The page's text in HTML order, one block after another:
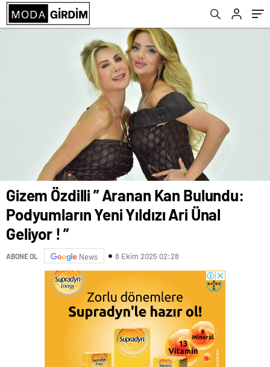
Gizem Özdilli ” Aranan Kan Bulundu:
Podyumların Yeni Yıldızı Ari Ünal
Geliyor ! ”
ABONE OL News 8 Ekim 2025 02:28